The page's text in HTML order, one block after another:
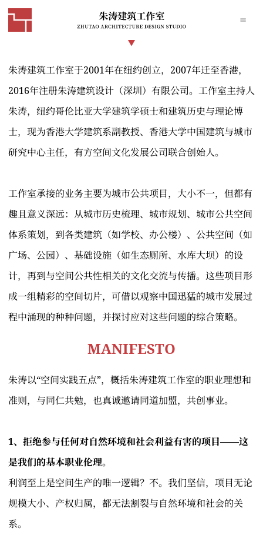
朱涛建筑工作室于2001年在纽约创立，2007年迁至香港，
2016年注册朱涛建筑设计（深圳）有限公司。工作室主持人
朱涛，纽约哥伦比亚大学建筑学硕士和建筑历史与理论博
士，现为香港大学建筑系副教授、香港大学中国建筑与城市
研究中心主任，有方空间文化发展公司联合创始人。
工作室承接的业务主要为城市公共项目，大小不一，但都有
趣且意义深远：从城市历史梳理、城市规划、城市公共空间
体系策划，到各类建筑（如学校、办公楼）、公共空间（如
广场、公园）、基础设施（如生态厕所、水库大坝）的设
计，再到与空间公共性相关的文化交流与传播。这些项目形
成一组精彩的空间切片，可借以观察中国迅猛的城市发展过
程中涌现的种种问题，并探讨应对这些问题的综合策略。
MANIFESTO
朱涛以“空间实践五点”，概括朱涛建筑工作室的职业理想和
准则，与同仁共勉，也真诚邀请同道加盟，共创事业。
1、拒绝参与任何对自然环境和社会利益有害的项目——这
是我们的基本职业伦理。
利润至上是空间生产的唯一逻辑？不。我们坚信，项目无论
规模大小、产权归属，都无法割裂与自然环境和社会的关
系。